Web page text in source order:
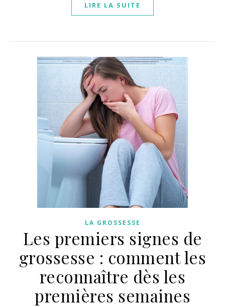
LIRE LA SUITE
LA GROSSESSE
Les premiers signes de
grossesse : comment les
reconnaître dès les
premières semaines